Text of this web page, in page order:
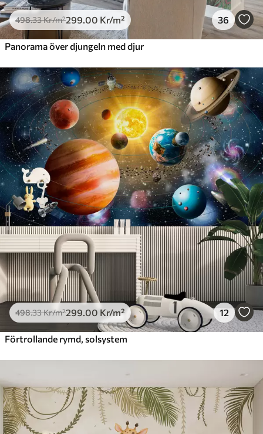
498.33Kr/m²299 .00 Kr/m² 36
Panorama över djungeln med djur
498.33Kr/m²299 .00 Kr/m² 12
Förtrollande rymd, solsystem